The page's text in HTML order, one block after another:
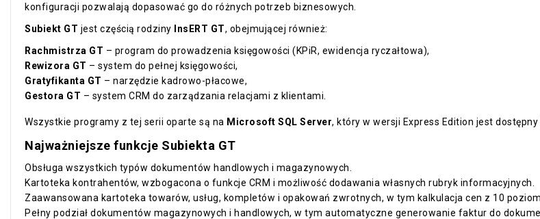
konfiguracji pozwalają dopasować go do różnych potrzeb biznesowych.
Subiekt GT jest częścią rodziny InsERT GT, obejmującej również:
Rachmistrza GT – program do prowadzenia księgowości (KPiR, ewidencja ryczałtowa),
Rewizora GT – system do pełnej księgowości,
Gratyfikanta GT – narzędzie kadrowo-płacowe,
Gestora GT – system CRM do zarządzania relacjami z klientami.
Wszystkie programy z tej serii oparte są na Microsoft SQL Server, który w wersji Express Edition jest
Najważniejsze funkcje Subiekta GT
Obsługa wszystkich typów dokumentów handlowych i magazynowych.
Kartoteka kontrahentów, wzbogacona o funkcje CRM i możliwość dodawania własnych rubryk informacyjnych.
Zaawansowana kartoteka towarów, usług, kompletów i opakowań zwrotnych, w tym kalkulacja cen z 10
Pełny podział dokumentów magazynowych i handlowych, w tym automatyczne generowanie faktur do